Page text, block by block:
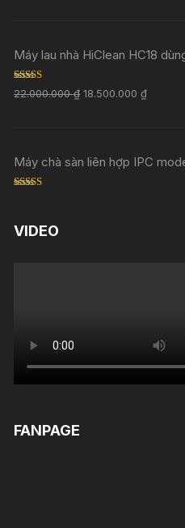
Máy lau nhà HiClean HC18
Rated5.00
out of 5
22.000.000₫ 18.500.000₫
Máy chà sàn liên hợp IPC
VIDEO
FANPAGE